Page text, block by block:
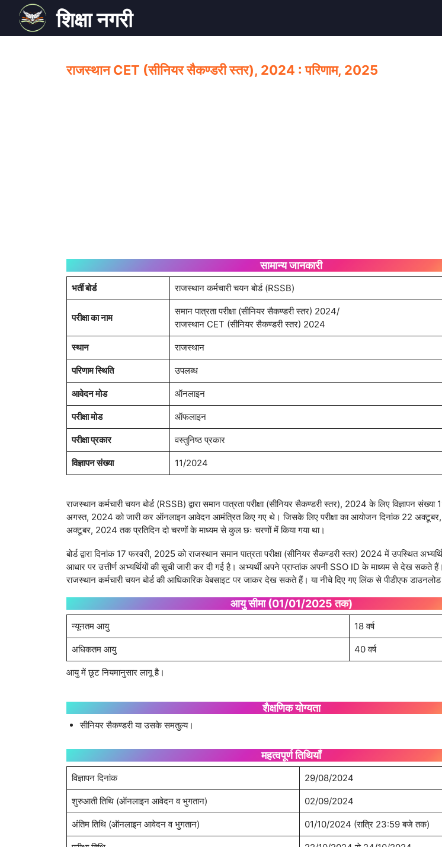
content
शिक्षा नगरी
राजस्थान CET (सीनियर सैकण्डरी स्तर), 2024 : परिणाम, 2025
सामान्य जानकारी
भर्ती बोर्ड राजस्थान कर्मचारी चयन बोर्ड (RSSB)
परीक्षा का नाम
समान पात्रता परीक्षा (सीनियर सैकण्डरी स्तर) 2024/
राजस्थान CET (सीनियर सैकण्डरी स्तर) 2024
स्थान राजस्थान
परिणाम स्थिति उपलब्ध
आवेदन मोड ऑनलाइन
परीक्षा मोड ऑफलाइन
परीक्षा प्रकार वस्तुनिष्ठ प्रकार
विज्ञापन संख्या 11/2024
राजस्थान कर्मचारी चयन बोर्ड (RSSB) द्वारा समान पात्रता परीक्षा (सीनियर सैकण्डरी स्तर), 2024 के लिए विज्ञापन
अगस्त, 2024 को जारी कर ऑनलाइन आवेदन आमंत्रित किए गए थे। जिसके लिए परीक्षा का आयोजन दिनांक 22
अक्टूबर, 2024 तक प्रतिदिन दो चरणों के माध्यम से कुल छः चरणों में किया गया था।
बोर्ड द्वारा दिनांक 17 फरवरी, 2025 को राजस्थान समान पात्रता परीक्षा (सीनियर सैकण्डरी स्तर) 2024 में उपस्थित
आधार पर उत्तीर्ण अभ्यर्थियों की सूची जारी कर दी गई है। अभ्यर्थी अपने प्राप्तांक अपनी SSO ID के माध्यम से देख सकते
राजस्थान कर्मचारी चयन बोर्ड की आधिकारिक वेबसाइट पर जाकर देख सकते हैं। या नीचे दिए गए लिंक से पीडीएफ
आयु सीमा (01/01/2025 तक)
न्यूनतम आयु 18 वर्ष
अधिकतम आयु 40 वर्ष
आयु में छूट नियमानुसार लागू है।
शैक्षणिक योग्यता
सीनियर सैकण्डरी या उसके समतुल्य।
महत्वपूर्ण तिथियाँ
विज्ञापन दिनांक 29/08/2024
शुरुआती तिथि (ऑनलाइन आवेदन व भुगतान) 02/09/2024
अंतिम तिथि (ऑनलाइन आवेदन व भुगतान) 01/10/2024 (रात्रि 23:59 बजे तक)